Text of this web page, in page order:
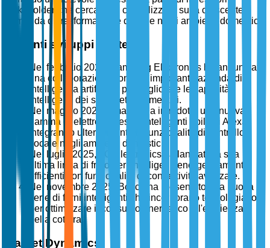
stakeholder che cercano di capitalizzare sulla crescente
domanda di trasformazione digitale negli ambienti domestici.
Recenti sviluppi strategici
Nel febbraio 2025, Samsung Electronics ha annunciato
una collaborazione con una importante azienda di
intelligenza artificiale per migliorare le capacità
intelligenti dei suoi elettrodomestici.
Nel maggio 2025, Amazon ha introdotto una nuova
gamma di elettrodomestici intelligenti abilitati Alexa,
integrando ulteriormente le funzionalità di controllo
vocale negli ambienti domestici.
Nel luglio 2025, LG Electronics ha lanciato la sua
ultima linea di frigoriferi intelligenti energeticamente
efficienti con funzionalità di connettività avanzate.
Nel novembre 2025, Bosch ha presentato una nuova
serie di forni intelligenti che incorporano tecnologia IoT
per ottimizzare il consumo energetico e l'efficienza
della cottura.
Market Dynamics